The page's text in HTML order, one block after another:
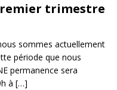
trimestre
sommes actuellement
période que nous
permanence sera
à […]